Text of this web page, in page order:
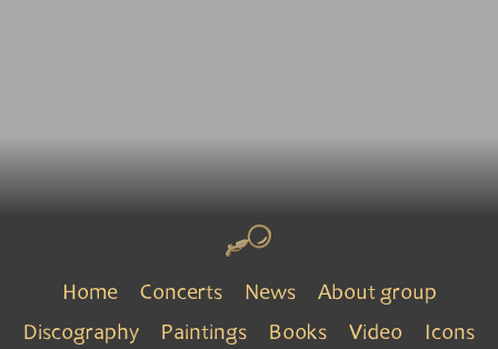
Home Concerts News
About group
Discography
Paintings Books Video Icons